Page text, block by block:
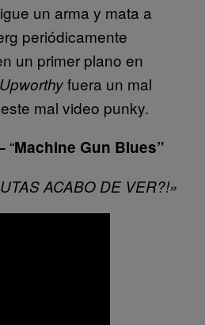
un arma y mata a
periódicamente
un primer plano en
Upworthyfuera un mal
mal video punky.
“Machine Gun Blues”
ACABO DE VER?!»